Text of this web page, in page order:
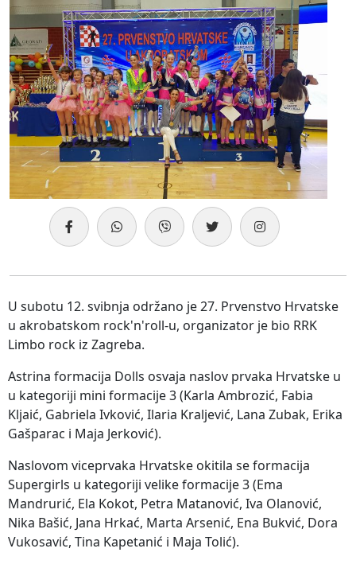
U subotu 12. svibnja održano je 27. Prvenstvo Hrvatske
u akrobatskom rock'n'roll-u, organizator je bio RRK
Limbo rock iz Zagreba.
Astrina formacija Dolls osvaja naslov prvaka Hrvatske u
u kategoriji mini formacije 3 (Karla Ambrozić, Fabia
Kljaić, Gabriela Ivković, Ilaria Kraljević, Lana Zubak, Erika
Gašparac i Maja Jerković).
Naslovom viceprvaka Hrvatske okitila se formacija
Supergirls u kategoriji velike formacije 3 (Ema
Mandrurić, Ela Kokot, Petra Matanović, Iva Olanović,
Nika Bašić, Jana Hrkać, Marta Arsenić, Ena Bukvić, Dora
Vukosavić, Tina Kapetanić i Maja Tolić).